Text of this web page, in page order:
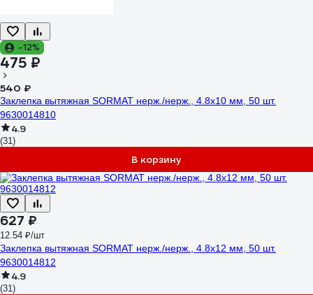
-12%
475 ₽
540 ₽
Заклепка вытяжная SORMAT нерж./нерж., 4.8x10 мм, 50 шт.
9630014810
4.9
(31)
В корзину
627 ₽
12.54 ₽/шт
Заклепка вытяжная SORMAT нерж./нерж., 4.8x12 мм, 50 шт.
9630014812
4.9
(31)